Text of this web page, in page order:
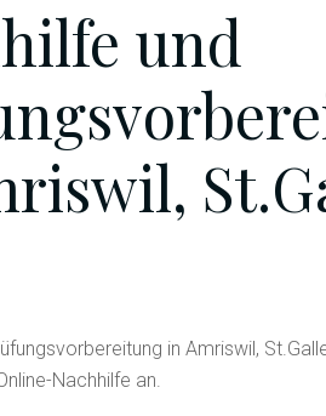
und
in Amriswil,
Nachhilfe an.